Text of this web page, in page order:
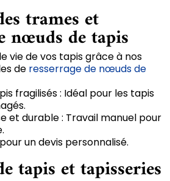
trames et
nœuds de tapis
vie de vos tapis grâce à nos
de resserrage de nœuds de
fragilisés : Idéal pour les tapis
et durable : Travail manuel pour
un devis personnalisé.
tapis et tapisseries